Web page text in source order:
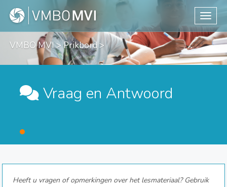
VMBO MVI>Prikbord>
Vraag en Antwoord
Heeft u vragen of opmerkingen over het lesmateriaal? Gebruik